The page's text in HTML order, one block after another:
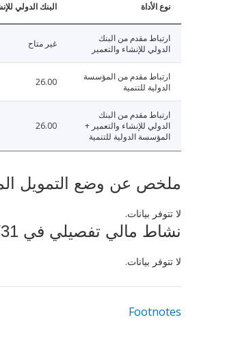
نوع الأداة البنك الدولي
ارتباط مقدم من البنك
الدولي للإنشاء والتعمير
غير متاح
ارتباط مقدم من المؤسسة
الدولية للتنمية
26.00
ارتباط مقدم من البنك
الدولي للإنشاء والتعمير +
المؤسسة الدولية للتنمية
26.00
ملخص عن وضع التمويل المقدم
لا تتوفر بيانات.
نشاط مالي تفصيلي في 2026/07/31
لا تتوفر بيانات.
Footnotes